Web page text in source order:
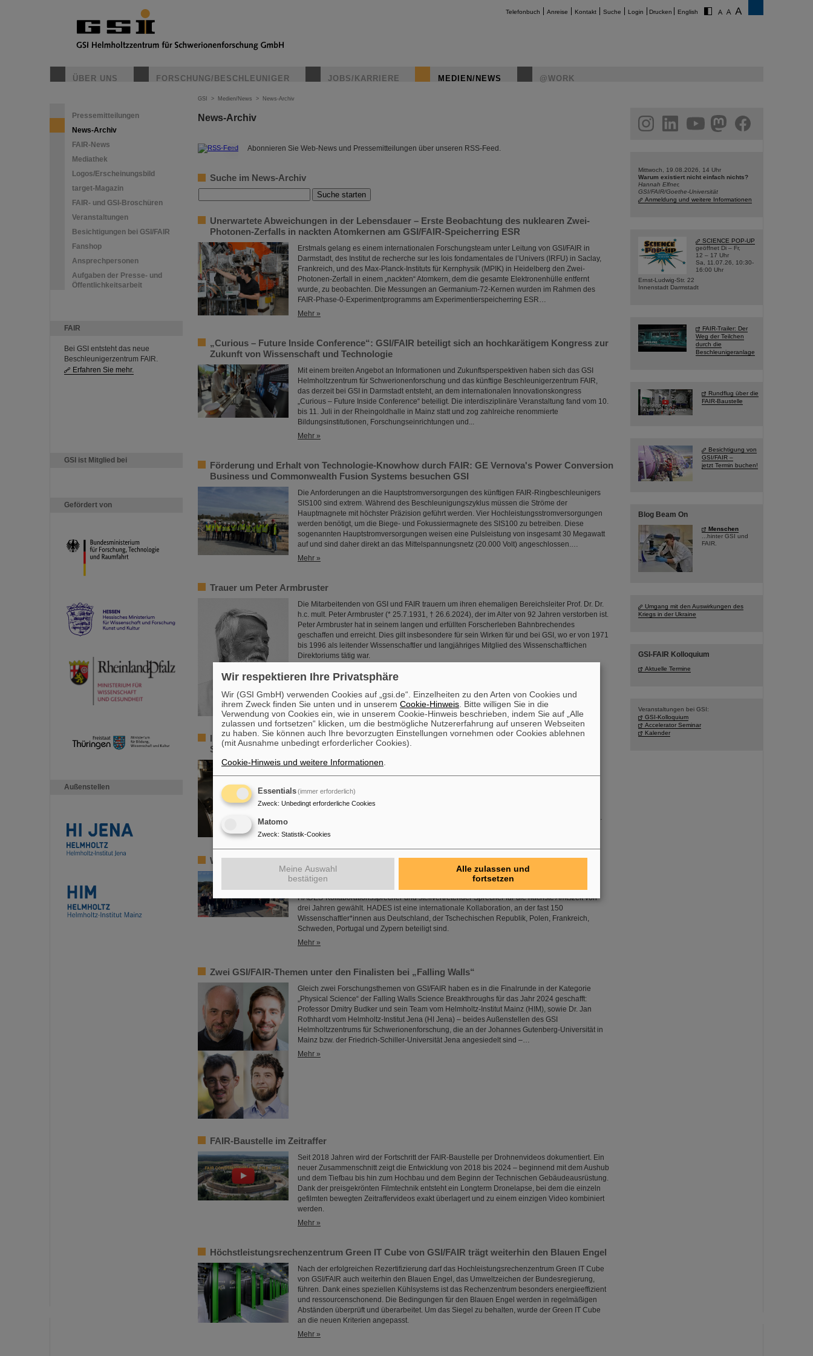
Telefonbuch Anreise Kontakt Suche Login Drucken English
ÜBER UNS FORSCHUNG/BESCHLEUNIGER JOBS/KARRIERE MEDIEN/NEWS @WORK
Pressemitteilungen
News-Archiv
FAIR-News
Mediathek
Logos/Erscheinungsbild
target-Magazin
FAIR- und GSI-Broschüren
Veranstaltungen
Besichtigungen bei GSI/FAIR
Fanshop
Ansprechpersonen
Aufgaben der Presse- und
Öffentlichkeitsarbeit
FAIR
Bei GSI entsteht das neue
Beschleunigerzentrum FAIR.
Erfahren Sie mehr.
GSI ist Mitglied bei
Gefördert von
Außenstellen
GSI > Medien/News > News-Archiv
News-Archiv
© Abonnieren Sie Web-News und Pressemitteilungen über unseren RSS-Feed.
Suche im News-Archiv
Unerwartete Abweichungen in der Lebensdauer – Erste Beobachtung des nuklearen Zwei-
Photonen-Zerfalls in nackten Atomkernen am GSI/FAIR-Speicherring ESR
Erstmals gelang es einem internationalen Forschungsteam unter Leitung von GSI/FAIR in
Darmstadt, des Institut de recherche sur les lois fondamentales de l’Univers (IRFU) in Saclay,
Frankreich, und des Max-Planck-Instituts für Kernphysik (MPIK) in Heidelberg den Zwei-
Photonen-Zerfall in einem „nackten“ Atomkern, dem die gesamte Elektronenhülle entfernt
wurde, zu beobachten. Die Messungen an Germanium-72-Kernen wurden im Rahmen des
FAIR-Phase-0-Experimentprogramms am Experimentierspeicherring ESR…
Mehr »
„Curious – Future Inside Conference“: GSI/FAIR beteiligt sich an hochkarätigem Kongress zur
Zukunft von Wissenschaft und Technologie
Mit einem breiten Angebot an Informationen und Zukunftsperspektiven haben sich das GSI
Helmholtzzentrum für Schwerionenforschung und das künftige Beschleunigerzentrum FAIR,
das derzeit bei GSI in Darmstadt entsteht, an dem internationalen Innovationskongress
„Curious – Future Inside Conference“ beteiligt. Die interdisziplinäre Veranstaltung fand vom 10.
bis 11. Juli in der Rheingoldhalle in Mainz statt und zog zahlreiche renommierte
Bildungsinstitutionen, Forschungseinrichtungen und...
Mehr »
Förderung und Erhalt von Technologie-Knowhow durch FAIR: GE Vernova's Power Conversion
Business und Commonwealth Fusion Systems besuchen GSI
Die Anforderungen an die Hauptstromversorgungen des künftigen FAIR-Ringbeschleunigers
SIS100 sind extrem. Während des Beschleunigungszyklus müssen die Ströme der
Hauptmagnete mit höchster Präzision geführt werden. Vier Hochleistungsstromversorgungen
werden benötigt, um die Biege- und Fokussiermagnete des SIS100 zu betreiben. Diese
sogenannten Hauptstromversorgungen weisen eine Pulsleistung von insgesamt 30 Megawatt
auf und sind daher direkt an das Mittelspannungsnetz (20.000 Volt) angeschlossen.…
Mehr »
Trauer um Peter Armbruster
Die Mitarbeitenden von GSI und FAIR trauern um ihren ehemaligen Bereichsleiter Prof. Dr. Dr.
h.c. mult. Peter Armbruster (* 25.7.1931, † 26.6.2024), der im Alter von 92 Jahren verstorben ist.
Peter Armbruster hat in seinem langen und erfüllten Forscherleben Bahnbrechendes
geschaffen und erreicht. Dies gilt insbesondere für sein Wirken für und bei GSI, wo er von 1971
bis 1996 als leitender Wissenschaftler und langjähriges Mitglied des Wissenschaftlichen
Direktoriums tätig war.
Inbetriebnahme des ersten Kryomoduls des HElmholtz LInear ACcelerators (HELIAC) mit
Schwerionenstrahl
Mit dem HElmholtz LInear ACcelerator HELIAC entsteht bei GSI/FAIR ein Dauerstrich-
Linearbeschleuniger, der mit seinem kontinuierlichen Teilchenstrahl neue
vergangenen Jahren am Helmholtz-Institut Mainz (HIM) entwickelt, zusammengebaut und
getestet. Nach der Überführung auf den GSI/FAIR-Campus konnte es nun erfolgreich mit
Helium- und Argon-Ionenstrahl in Betrieb genommen werden. In weiteren Tests wurden die…
Mehr »
Wiederwahl der HADES-Kollaborationssprecher
Professor Joachim Stroth (GSI und Institut für Kernphysik, Goethe-Universität) und Dr. Pavel
HADES-Kollaborationssprecher und stellvertretender Sprecher für die nächste Amtszeit von
drei Jahren gewählt. HADES ist eine internationale Kollaboration, an der fast 150
Wissenschaftler*innen aus Deutschland, der Tschechischen Republik, Polen, Frankreich,
Schweden, Portugal und Zypern beteiligt sind.
Mehr »
Zwei GSI/FAIR-Themen unter den Finalisten bei „Falling Walls“
Gleich zwei Forschungsthemen von GSI/FAIR haben es in die Finalrunde in der Kategorie
„Physical Science“ der Falling Walls Science Breakthroughs für das Jahr 2024 geschafft:
Professor Dmitry Budker und sein Team vom Helmholtz-Institut Mainz (HIM), sowie Dr. Jan
Rothhardt vom Helmholtz-Institut Jena (HI Jena) – beides Außenstellen des GSI
Helmholtzzentrums für Schwerionenforschung, die an der Johannes Gutenberg-Universität in
Mainz bzw. der Friedrich-Schiller-Universität Jena angesiedelt sind –…
Mehr »
FAIR-Baustelle im Zeitraffer
Seit 2018 Jahren wird der Fortschritt der FAIR-Baustelle per Drohnenvideos dokumentiert. Ein
neuer Zusammenschnitt zeigt die Entwicklung von 2018 bis 2024 – beginnend mit dem Aushub
und dem Tiefbau bis hin zum Hochbau und dem Beginn der Technischen Gebäudeausrüstung.
Dank der preisgekrönten Filmtechnik entsteht ein Longterm Dronelapse, bei dem die einzeln
gefilmten bewegten Zeitraffervideos exakt überlagert und zu einem einzigen Video kombiniert
werden.
Mehr »
Höchstleistungsrechenzentrum Green IT Cube von GSI/FAIR trägt weiterhin den Blauen Engel
Nach der erfolgreichen Rezertifizierung darf das Hochleistungsrechenzentrum Green IT Cube
von GSI/FAIR auch weiterhin den Blauen Engel, das Umweltzeichen der Bundesregierung,
führen. Dank eines speziellen Kühlsystems ist das Rechenzentrum besonders energieeffizient
und ressourcenschonend. Die Bedingungen für den Blauen Engel werden in regelmäßigen
Abständen überprüft und überarbeitet. Um das Siegel zu behalten, wurde der Green IT Cube
an die neuen Kriterien angepasst.
Mehr »
facebook
Mittwoch, 19.08.2026, 14 Uhr
Warum existiert nicht einfach nichts?
Hannah Elfner,
GSI/FAIR/Goethe-Universität
Anmeldung und weitere Informationen
SCIENCE POP-UP
geöffnet Di – Fr,
12 – 17 Uhr
Sa, 11.07.26, 10:30-
16:00 Uhr
Ernst-Ludwig-Str. 22
Innenstadt Darmstadt
FAIR-Trailer: Der
Weg der Teilchen
durch die
Beschleunigeranlage
Rundflug über die
FAIR-Baustelle
Besichtigung von
GSI/FAIR –
jetzt Termin buchen!
Blog Beam On
Menschen
...hinter GSI und
FAIR.
Umgang mit den Auswirkungen des
Kriegs in der Ukraine
GSI-FAIR Kolloquium
Aktuelle Termine
Veranstaltungen bei GSI:
GSI-Kolloquium
Accelerator Seminar
Kalender
Wir respektieren Ihre Privatsphäre
Wir (GSI GmbH) verwenden Cookies auf „gsi.de“. Einzelheiten zu den Arten von Cookies und
ihrem Zweck finden Sie unten und in unserem Cookie-Hinweis . Bitte willigen Sie in die
Verwendung von Cookies ein, wie in unserem Cookie-Hinweis beschrieben, indem Sie auf „Alle
zulassen und fortsetzen“ klicken, um die bestmögliche Nutzererfahrung auf unseren Webseiten
zu haben. Sie können auch Ihre bevorzugten Einstellungen vornehmen oder Cookies ablehnen
(mit Ausnahme unbedingt erforderlicher Cookies).
Cookie-Hinweis und weitere Informationen
Essentials(immer erforderlich)
Zweck: Unbedingt erforderliche Cookies
Matomo
Zweck: Statistik-Cookies
Meine Auswahl
bestätigen
Alle zulassen und
fortsetzen